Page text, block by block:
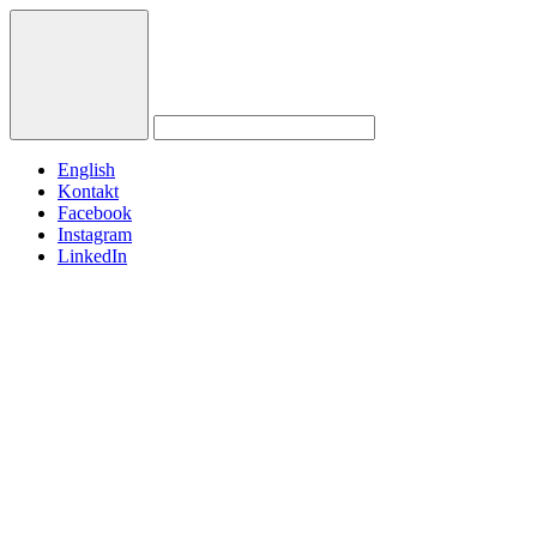
English
Kontakt
Facebook
Instagram
LinkedIn